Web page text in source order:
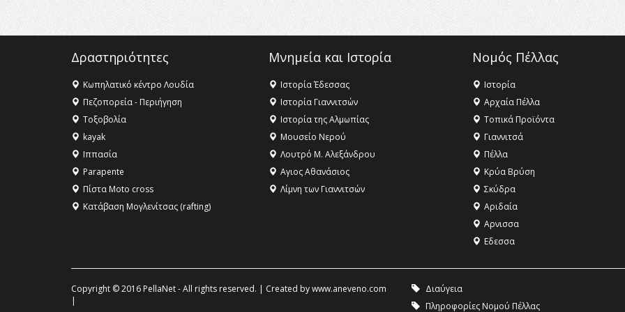
Δραστηριότητες
Κωπηλατικό κέντρο Λουδία
Πεζοπορεία - Περιήγηση
Τοξοβολία
kayak
Ιππασία
Parapente
Πίστα Moto cross
Κατάβαση Μογλενίτσας (rafting)
Μνημεία και Ιστορία
Ιστορία Έδεσσας
Ιστορία Γιαννιτσών
Ιστορία της Αλμωπίας
Μουσείο Νερού
Λουτρό Μ. Αλεξάνδρου
Αγιος Αθανάσιος
Λίμνη των Γιαννιτσών
Νομός Πέλλας
Ιστορία
Αρχαία Πέλλα
Τοπικά Προϊόντα
Γιαννιτσά
Πέλλα
Κρύα Βρύση
Σκύδρα
Αριδαία
Aρνισσα
Eδεσσα
Copyright © 2016 PellaNet - All rights reserved. | Created bywww.aneveno.com
|
Διαύγεια
Πληροφορίες Νομού Πέλλας